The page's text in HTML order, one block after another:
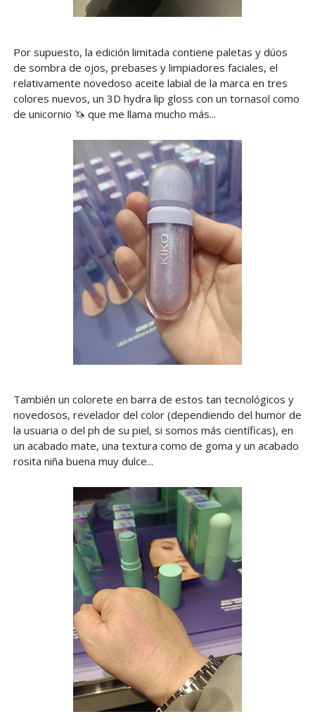
Por supuesto, la edición limitada contiene paletas y dúos
de sombra de ojos, prebases y limpiadores faciales, el
relativamente novedoso aceite labial de la marca en tres
colores nuevos, un 3D hydra lip gloss con un tornasol como
de unicornio 🦄 que me llama mucho más...
También un colorete en barra de estos tan tecnológicos y
novedosos, revelador del color (dependiendo del humor de
la usuaria o del ph de su piel, si somos más científicas), en
un acabado mate, una textura como de goma y un acabado
rosita niña buena muy dulce...